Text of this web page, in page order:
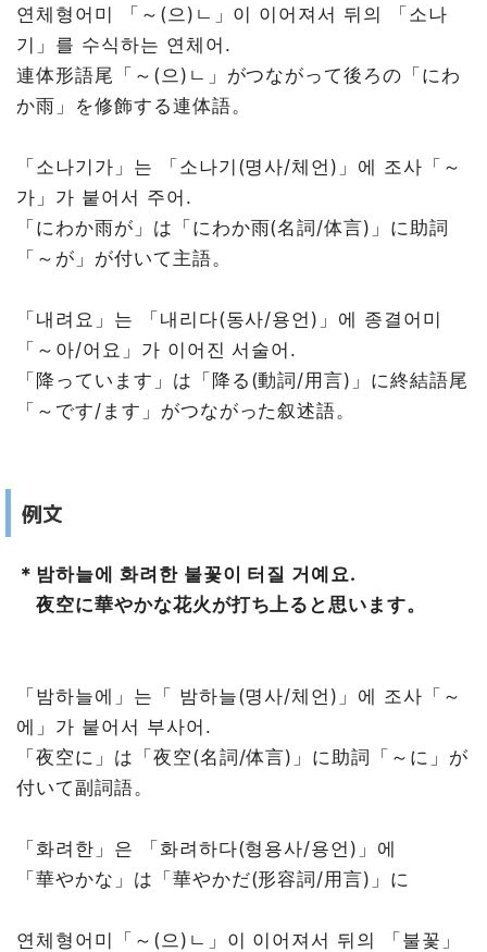
연체형어미 「～(으)ㄴ」이 이어져서 뒤의 「소나
기」를 수식하는 연체어.
連体形語尾「～(으)ㄴ」がつながって後ろの「にわ
か雨」を修飾する連体語。
「소나기가」는 「소나기(명사/체언)」에 조사「～
가」가 붙어서 주어.
「にわか雨が」は「にわか雨(名詞/体言)」に助詞
「～が」が付いて主語。
「내려요」는 「내리다(동사/용언)」에 종결어미
「～아/어요」가 이어진 서술어.
「降っています」は「降る(動詞/用言)」に終結語尾
「～です/ます」がつながった叙述語。
例文
＊밤하늘에 화려한 불꽃이 터질 거예요.
夜空に華やかな花火が打ち上ると思います。
「밤하늘에」는「 밤하늘(명사/체언)」에 조사「～
에」가 붙어서 부사어.
「夜空に」は「夜空(名詞/体言)」に助詞「～に」が
付いて副詞語。
「화려한」은 「화려하다(형용사/용언)」에
「華やかな」は「華やかだ(形容詞/用言)」に
연체형어미「～(으)ㄴ」이 이어져서 뒤의 「불꽃」